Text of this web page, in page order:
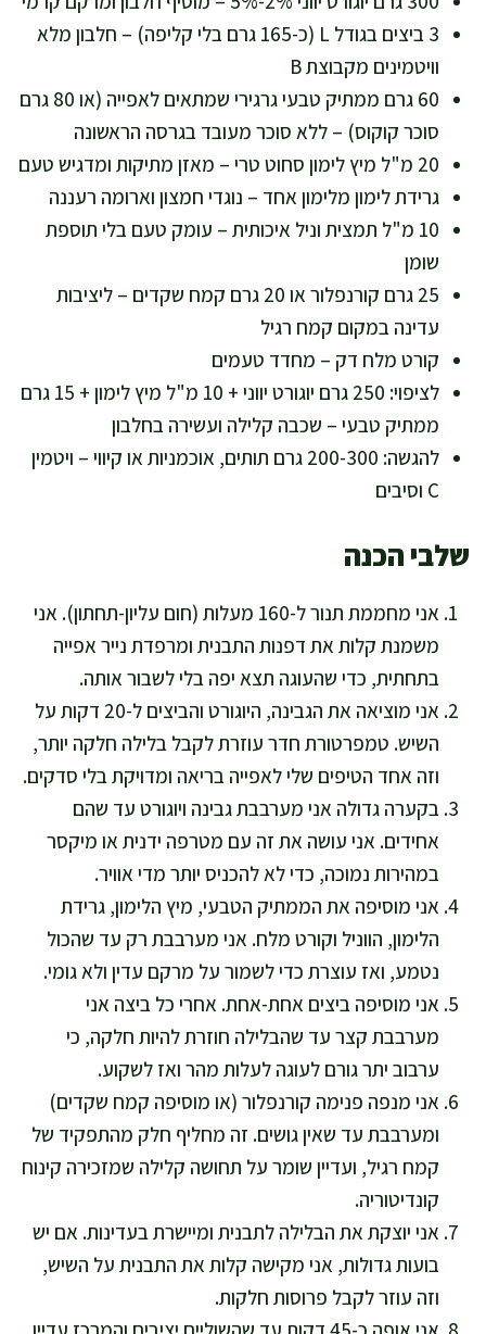
3 ביצים בגודל L (כ-165 גרם בלי קליפה) – חלבון מלא
וויטמינים מקבוצת B
60 גרם ממתיק טבעי גרגירי שמתאים לאפייה (או 80 גרם
סוכר קוקוס) – ללא סוכר מעובד בגרסה הראשונה
20 מ"ל מיץ לימון סחוט טרי – מאזן מתיקות ומדגיש טעם
גרידת לימון מלימון אחד – נוגדי חמצון וארומה רעננה
10 מ"ל תמצית וניל איכותית – עומק טעם בלי תוספת
שומן
25 גרם קורנפלור או 20 גרם קמח שקדים – ליציבות
עדינה במקום קמח רגיל
קורט מלח דק – מחדד טעמים
לציפוי: 250 גרם יוגורט יווני + 10 מ"ל מיץ לימון + 15 גרם
ממתיק טבעי – שכבה קלילה ועשירה בחלבון
להגשה: 200-300 גרם תותים, אוכמניות או קיווי – ויטמין
C וסיבים
שלבי הכנה
אני מחממת תנור ל-160 מעלות (חום עליון-תחתון). אני
משמנת קלות את דפנות התבנית ומרפדת נייר אפייה
בתחתית, כדי שהעוגה תצא יפה בלי לשבור אותה.
אני מוציאה את הגבינה, היוגורט והביצים ל-20 דקות על
השיש. טמפרטורת חדר עוזרת לקבל בלילה חלקה יותר,
וזה אחד הטיפים שלי לאפייה בריאה ומדויקת בלי סדקים.
בקערה גדולה אני מערבבת גבינה ויוגורט עד שהם
אחידים. אני עושה את זה עם מטרפה ידנית או מיקסר
במהירות נמוכה, כדי לא להכניס יותר מדי אוויר.
אני מוסיפה את הממתיק הטבעי, מיץ הלימון, גרידת
הלימון, הווניל וקורט מלח. אני מערבבת רק עד שהכול
נטמע, ואז עוצרת כדי לשמור על מרקם עדין ולא גומי.
אני מוסיפה ביצים אחת-אחת. אחרי כל ביצה אני
מערבבת קצר עד שהבלילה חוזרת להיות חלקה, כי
ערבוב יתר גורם לעוגה לעלות מהר ואז לשקוע.
אני מנפה פנימה קורנפלור (או מוסיפה קמח שקדים)
ומערבבת עד שאין גושים. זה מחליף חלק מהתפקיד של
קמח רגיל, ועדיין שומר על תחושה קלילה שמזכירה קינוח
קונדיטוריה.
אני יוצקת את הבלילה לתבנית ומיישרת בעדינות. אם יש
בועות גדולות, אני מקישה קלות את התבנית על השיש,
וזה עוזר לקבל פרוסות חלקות.